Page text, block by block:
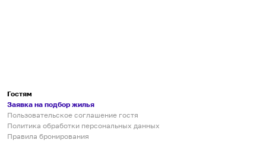
Гостям
Заявка на подбор жилья
Пользовательское соглашение гостя
Политика обработки персональных данных
Правила бронирования